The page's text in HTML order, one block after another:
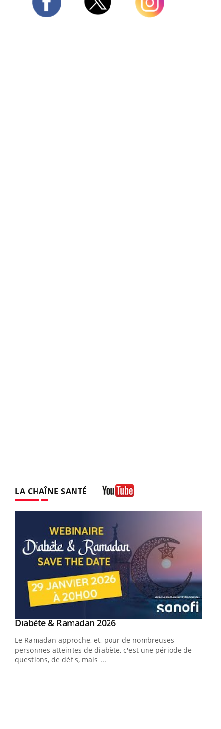
LA CHAÎNE SANTÉ
Youtube
Diabète & Ramadan 2026Youtube
Le Ramadan approche, et, pour de nombreuses
personnes atteintes de diabète, c'est une période de
questions, de défis, mais ...